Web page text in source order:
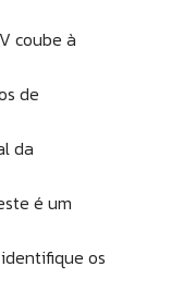
coube à
de
da
é um
os